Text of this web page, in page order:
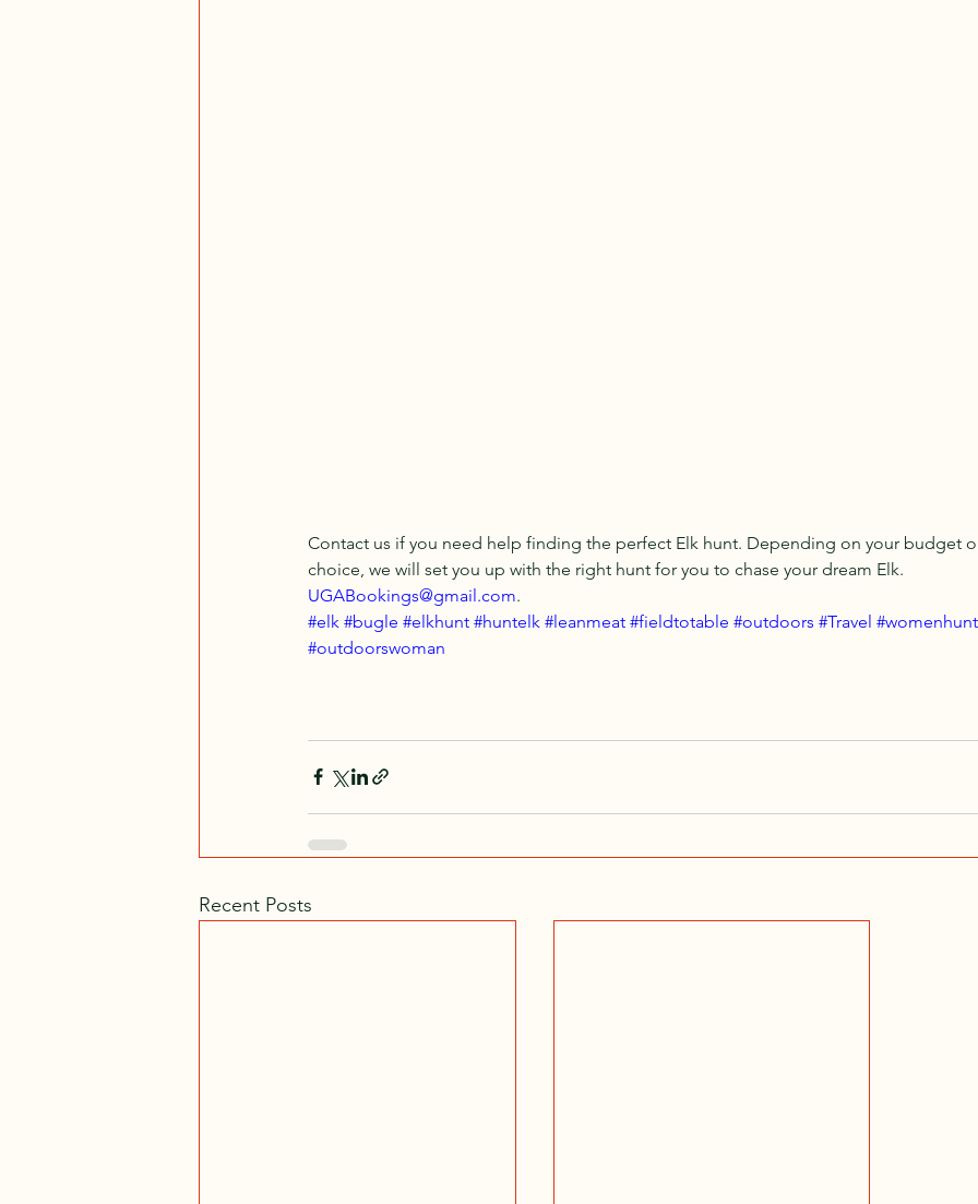
Contact us if you need help finding the perfect Elk hunt. Depending on your budget
choice, we will set you up with the right hunt for you to chase your dream Elk.
UGABookings@gmail.com.
#elk #bugle #elkhunt #huntelk #leanmeat #fieldtotable #outdoors #Travel
#outdoorswoman
Recent Posts